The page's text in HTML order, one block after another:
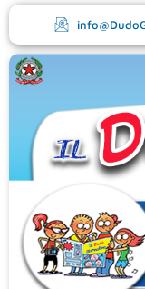
contenuto